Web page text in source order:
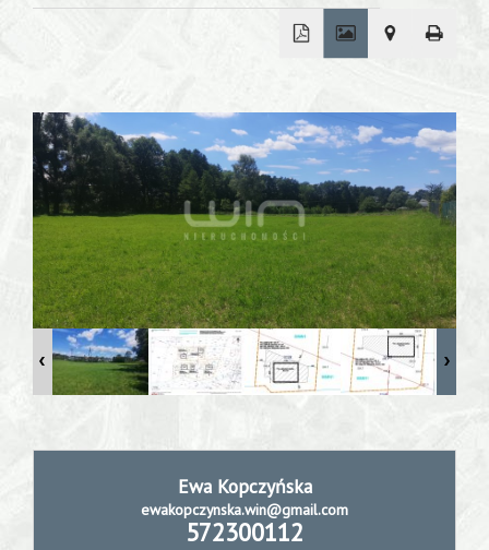
extra
Home
staging
sesja
Ewa Kopczyńska
ewakopczynska.win@gmail.com
572300112